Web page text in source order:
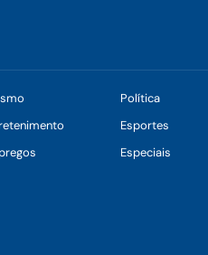
Política
Esportes
Especiais